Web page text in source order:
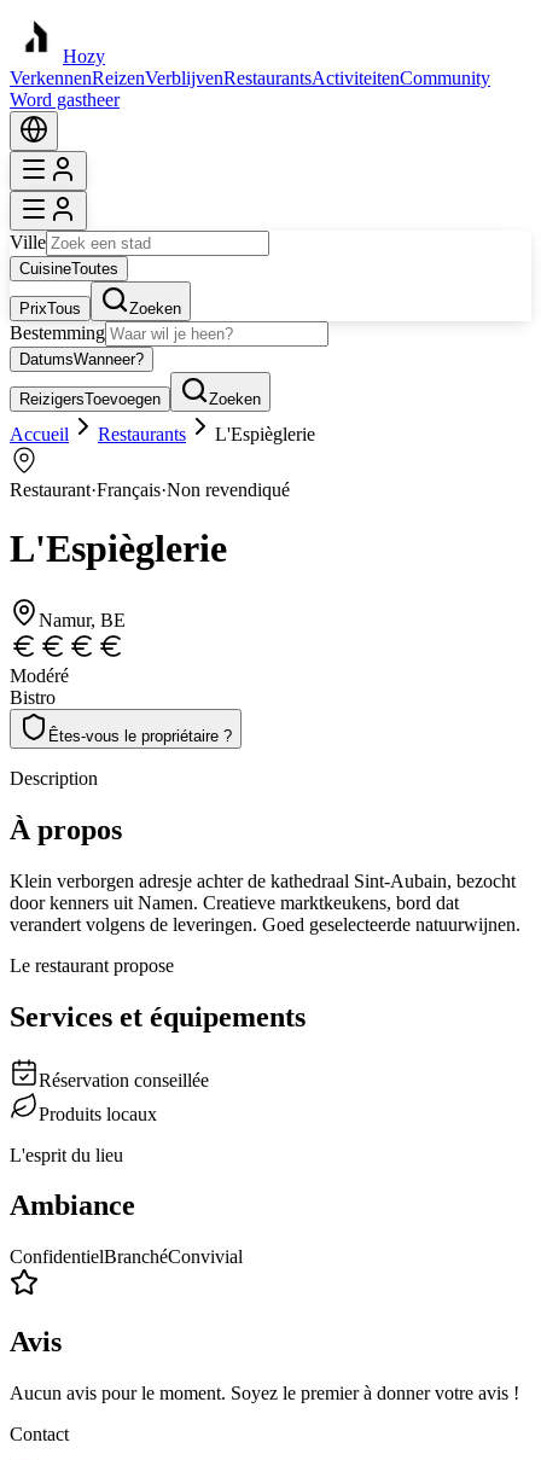
Hozy
VerkennenReizenVerblijvenRestaurantsActiviteitenCommunity
Word gastheer
Ville
CuisineToutes
PrixTous Zoeken
Bestemming
DatumsWanneer?
ReizigersToevoegen Zoeken
Accueil Restaurants L'Espièglerie
Restaurant·Français·Non revendiqué
L'Espièglerie
Namur, BE
Modéré
Bistro
Êtes-vous le propriétaire ?
Description
À propos
Klein verborgen adresje achter de kathedraal Sint-Aubain, bezocht
door kenners uit Namen. Creatieve marktkeukens, bord dat
verandert volgens de leveringen. Goed geselecteerde natuurwijnen.
Le restaurant propose
Services et équipements
Réservation conseillée
Produits locaux
L'esprit du lieu
Ambiance
ConfidentielBranchéConvivial
Avis
Aucun avis pour le moment. Soyez le premier à donner votre avis !
Contact